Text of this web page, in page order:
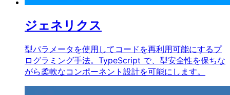
ジェネリクス
型パラメータを使用してコードを再利用可能にするプ
ログラミング手法。TypeScript で、型安全性を保ちな
がら柔軟なコンポーネント設計を可能にします。